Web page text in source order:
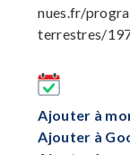
nues.fr/
terrestres/
Ajouter à
Ajouter à